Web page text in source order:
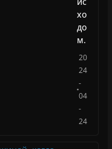
хо
до
м.
20
24
-
04
-
24